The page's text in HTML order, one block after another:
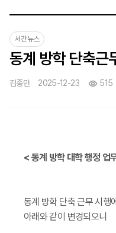
서간뉴스
동계 방학 단축근
김종민 2025-12-23 515
< 동계 방학 대학 행정 업
동계 방학 단축 근무 시행
아래와 같이 변경되오니